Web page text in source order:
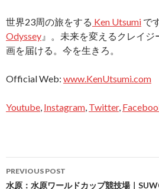
世界23周の旅をする Ken Utsumi で
Odyssey 』。未来を変えるクレイ
画を届ける。今を生きろ。
Official Web: www.KenUtsumi.com
Youtube, Instagram, Twitter,
Post
PREVIOUS POST
水原：水原ワールドカップ競技場｜